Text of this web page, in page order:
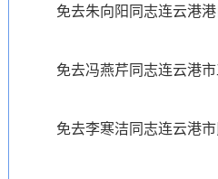
免去朱向阳同志连云港
免去冯燕芹同志连云港
免去李寒洁同志连云港市